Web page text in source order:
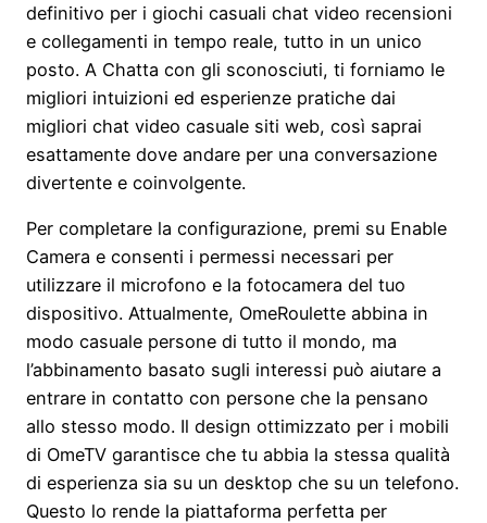
definitivo per i giochi casuali chat video recensioni
e collegamenti in tempo reale, tutto in un unico
posto. A Chatta con gli sconosciuti, ti forniamo le
migliori intuizioni ed esperienze pratiche dai
migliori chat video casuale siti web, così saprai
esattamente dove andare per una conversazione
divertente e coinvolgente.
Per completare la configurazione, premi su Enable
Camera e consenti i permessi necessari per
utilizzare il microfono e la fotocamera del tuo
dispositivo. Attualmente, OmeRoulette abbina in
modo casuale persone di tutto il mondo, ma
l’abbinamento basato sugli interessi può aiutare a
entrare in contatto con persone che la pensano
allo stesso modo. Il design ottimizzato per i mobili
di OmeTV garantisce che tu abbia la stessa qualità
di esperienza sia su un desktop che su un telefono.
Questo lo rende la piattaforma perfetta per